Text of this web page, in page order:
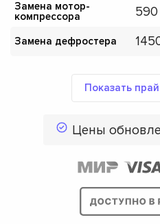
Замена мотор-
компрессора
590
Замена дефростера
Показать
Цены